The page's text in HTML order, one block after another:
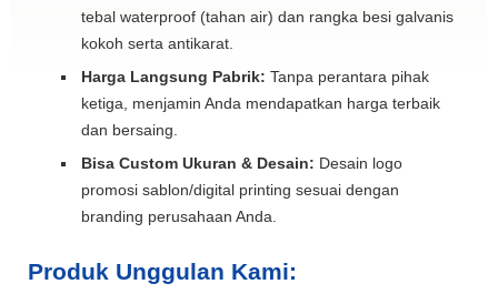
tebal waterproof (tahan air) dan rangka besi galvanis
kokoh serta antikarat.
Harga Langsung Pabrik: Tanpa perantara pihak
ketiga, menjamin Anda mendapatkan harga terbaik
dan bersaing.
Bisa Custom Ukuran & Desain: Desain logo
promosi sablon/digital printing sesuai dengan
branding perusahaan Anda.
Produk Unggulan Kami: